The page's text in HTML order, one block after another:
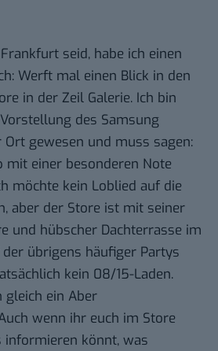
seid, habe ich einen
Werft mal einen Blick in den
in der Zeil Galerie. Ich bin
des Samsung
Ort gewesen und muss sagen:
mit einer besonderen Note
möchte kein Loblied auf die
aber der Store ist mit seiner
und hübscher Dachterrasse im
übrigens häufiger Partys
kein 08/15-Laden.
gleich ein Aber
wenn ihr euch im Store
könnt, was